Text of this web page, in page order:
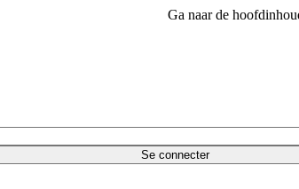
Ga naar de
Se connecter